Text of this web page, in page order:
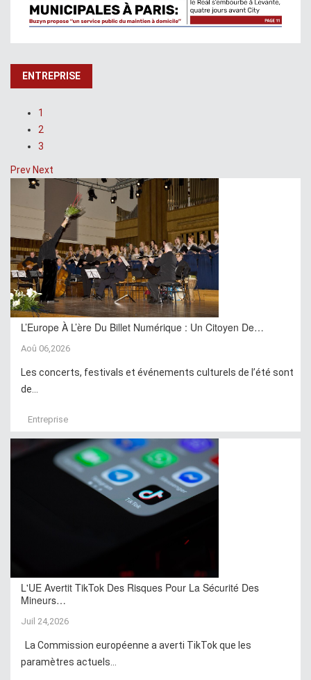
ENTREPRISE
1
2
3
Prev Next
L’Europe À L’ère Du Billet Numérique : Un Citoyen De…
Aoû 06,2026
Les concerts, festivals et événements culturels de l’été sont
de...
Entreprise
L'UE Avertit TikTok Des Risques Pour La Sécurité Des
Mineurs…
Juil 24,2026
La Commission européenne a averti TikTok que les
paramètres actuels...